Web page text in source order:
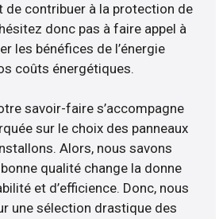
de contribuer à la protection de
donc pas à faire appel à
les bénéfices de l’énergie
coûts énergétiques.
savoir-faire s’accompagne
sur le choix des panneaux
Alors, nous savons
qualité change la donne
et d’efficience. Donc, nous
une sélection drastique des